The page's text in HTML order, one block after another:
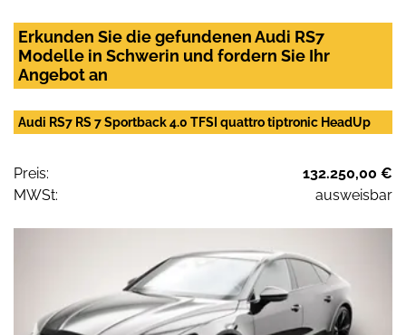
Erkunden Sie die gefundenen Audi RS7
Modelle in Schwerin und fordern Sie Ihr
Angebot an
Audi RS7 RS 7 Sportback 4.0 TFSI quattro tiptronic HeadUp
Preis:
132.250,00 €
MWSt:
ausweisbar